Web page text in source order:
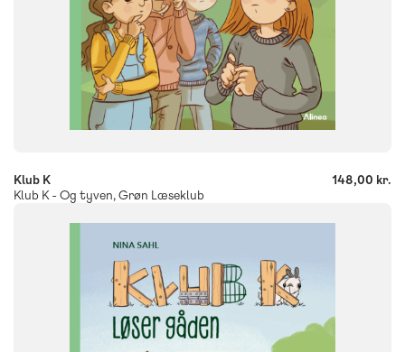
+
Klub K
Klub K - Og tyven, Grøn Læseklub
148,00 kr.
1. klasse 2. klasse 3. klasse